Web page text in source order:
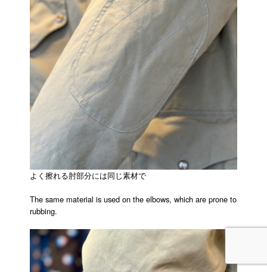
よく擦れる肘部分には同じ素材で
The same material is used on the elbows, which are prone to
rubbing.